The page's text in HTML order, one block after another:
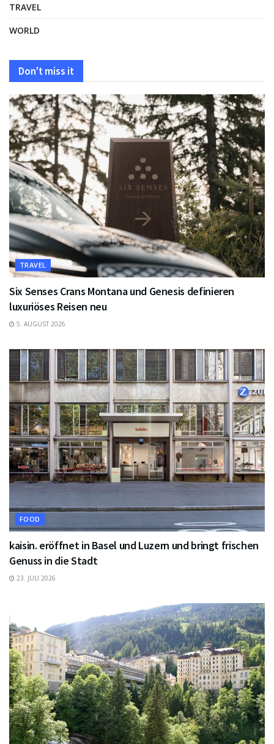
TRAVEL
WORLD
Don't miss it
TRAVEL
Six Senses Crans Montana und Genesis definieren
luxuriöses Reisen neu
5. AUGUST 2026
FOOD
kaisin. eröffnet in Basel und Luzern und bringt frischen
Genuss in die Stadt
23. JULI 2026